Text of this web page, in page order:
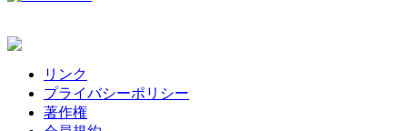
リンク
プライバシーポリシー
著作権